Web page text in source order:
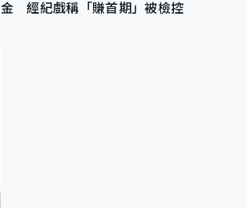
金 經紀戲稱「賺首期」被檢控